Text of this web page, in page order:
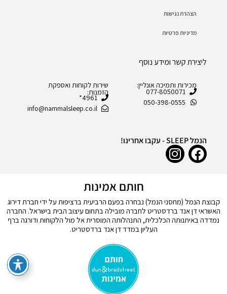
הצהרת נגישות
מדיניות פרטיות
ליצירת קשר ומידע נוסף
מכירות ותמיכה אונליין:
077-8050071
050-398-0555
שירות לקוחות ואספקת
הזמנות:
4961*
info@nammalsleep.co.il
הנמל SLEEP - עקבו אחרינו!
חותם אמינות
קבוצת הנמל (מחסני הנמל) נבחרה בפעם הרביעית ברציפות על ידי חברת דירוג
האשראי דן אנד ברדסטריט לחברה מובילה בתחום עיצוב הבית בישראל. החברה
נמדדה באיתנותה הכלכלית, התנהלותה המוסרית אל מול הלקוחות ודורגה ברף
העליון במדד דן אנד ברדסטריט.